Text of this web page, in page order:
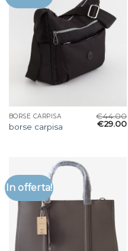
BORSE CARPISA
borse carpisa
€44.00
€29.00
In offerta!